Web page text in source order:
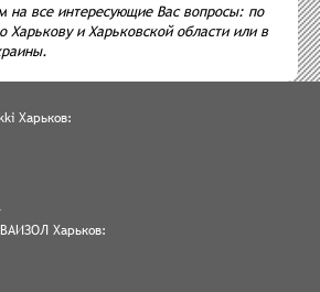
на все интересующие Вас вопросы: по
Харькову и Харьковской области или в
Харьков:
Харьков: